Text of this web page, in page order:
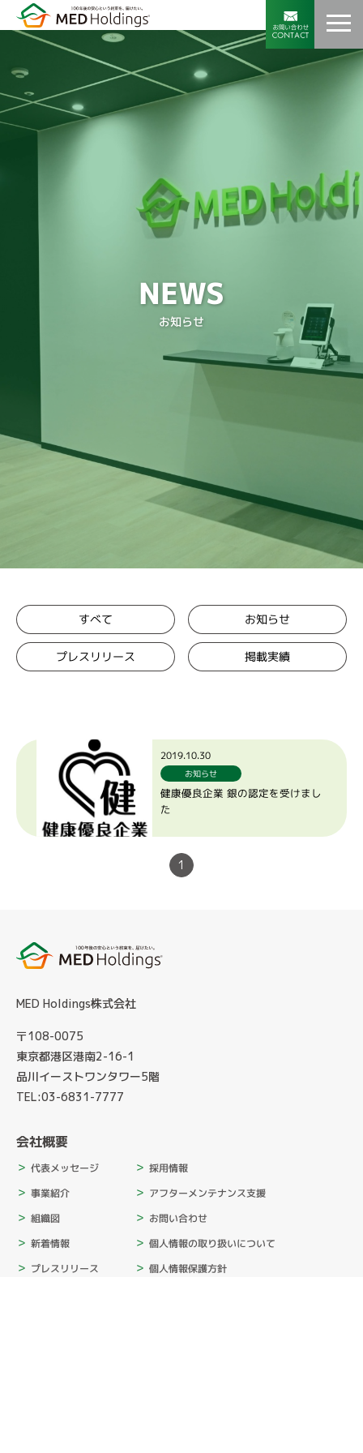
NEWS
お知らせ
すべて お知らせ
プレスリリース 掲載実績
2019.10.30
お知らせ
健康優良企業 銀の認定を受けまし
た
1
MED Holdings株式会社
〒108-0075
東京都港区港南2-16-1
品川イーストワンタワー5階
TEL:03-6831-7777
会社概要
代表メッセージ
事業紹介
組織図
新着情報
プレスリリース
採用情報
アフターメンテナンス支援
お問い合わせ
個人情報の取り扱いについて
個人情報保護方針